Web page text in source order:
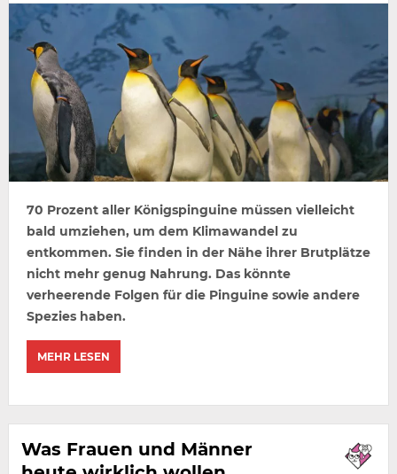
70 Prozent aller Königspinguine müssen vielleicht
bald umziehen, um dem Klimawandel zu
entkommen. Sie finden in der Nähe ihrer Brutplätze
nicht mehr genug Nahrung. Das könnte
verheerende Folgen für die Pinguine sowie andere
Spezies haben.
MEHR LESEN
Was Frauen und Männer